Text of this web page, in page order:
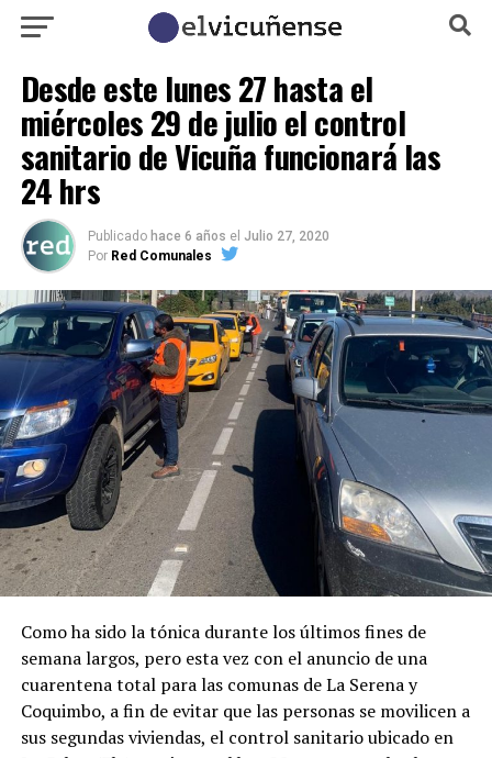
Desde este lunes 27 hasta el
miércoles 29 de julio el control
sanitario de Vicuña funcionará las
24 hrs
Publicado hace 6 años el Julio 27, 2020
Por Red Comunales
Como ha sido la tónica durante los últimos fines de
semana largos, pero esta vez con el anuncio de una
cuarentena total para las comunas de La Serena y
Coquimbo, a fin de evitar que las personas se movilicen a
sus segundas viviendas, el control sanitario ubicado en